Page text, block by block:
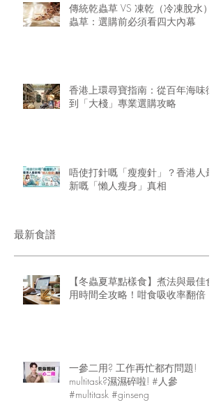
傳統乾蟲草 VS 凍乾（冷凍脫水）
蟲草：選購前必須看四大內幕
香港上環尋寶指南：從百年海味街
到「大棧」專業選購攻略
唔使打針嘅「瘦瘦針」？香港人最
新嘅「懶人瘦身」真相
最新食譜
【冬蟲夏草點樣食】煮法與最佳食
用時間全攻略！咁食吸收率翻倍
一參二用? 工作再忙都冇問題!
multitask?濕濕碎啦! #人參
#multitask #ginseng